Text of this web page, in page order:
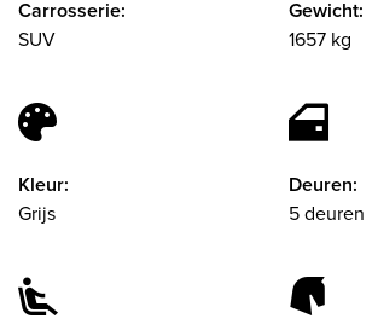
Carrosserie:
SUV
Gewicht:
1657 kg
Kleur:
Grijs
Deuren:
5 deuren